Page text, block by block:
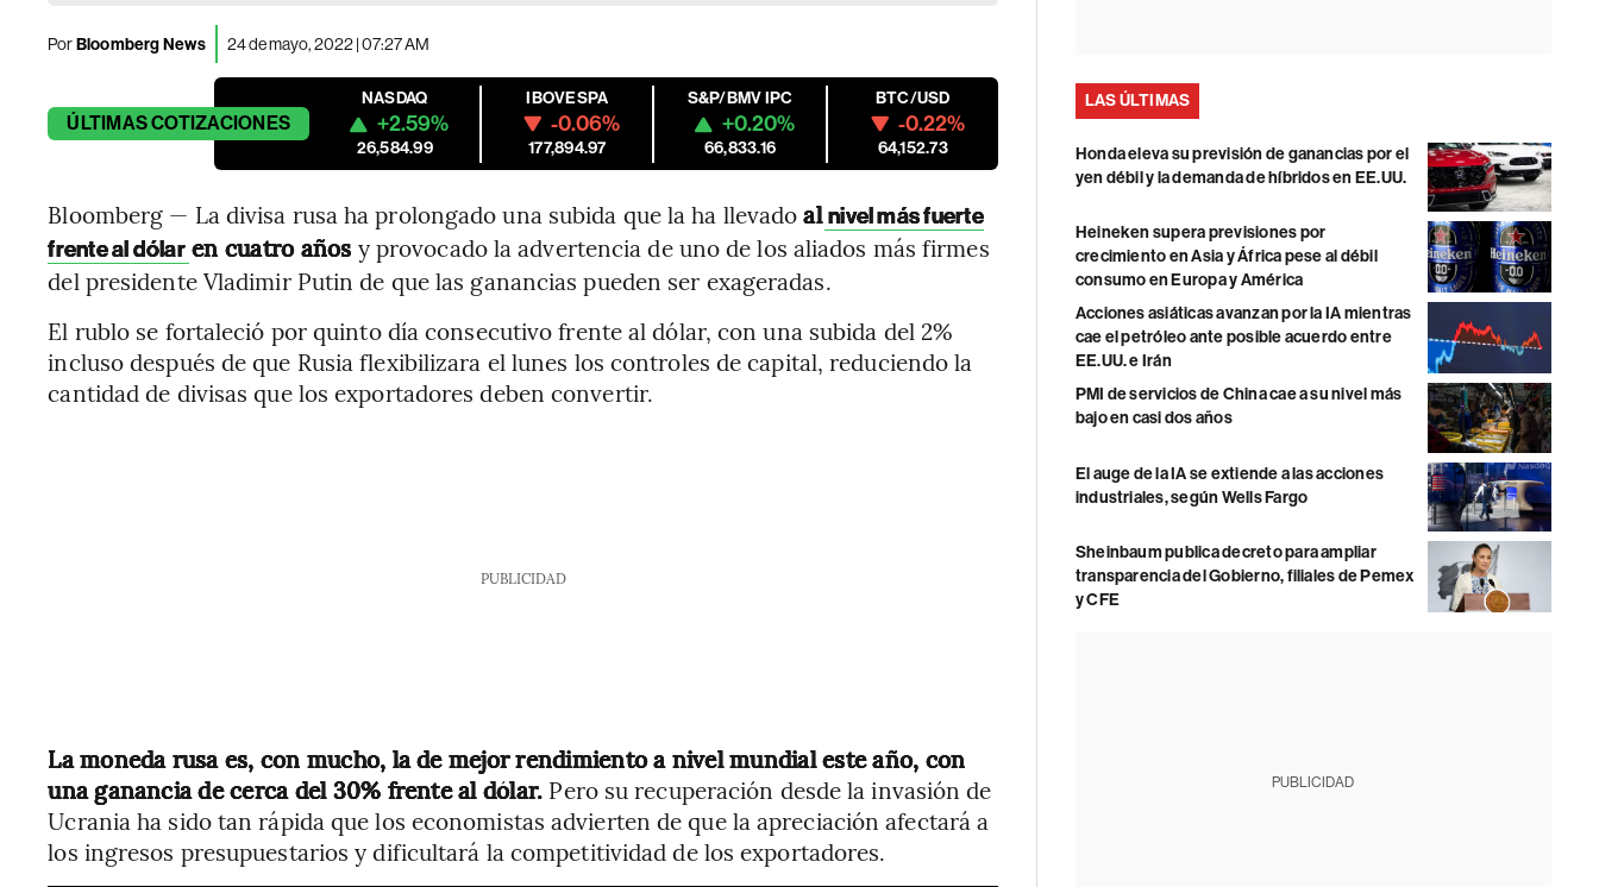
PorBloomberg News 24 de mayo, 2022 | 07:27 AM
ÚLTIMASCOTIZACIONES
NASDAQ
+2.59%
26,584.99
IBOVESPA
-0.06%
177,894.97
S&P/BMV IPC
+0.20%
66,833.16
BTC/USD
-0.22%
64,152.73
Bloomberg — La divisa rusa ha prolongado una subida que la ha llevadoal nivel más fuerte
frente al dólar en cuatro años y provocado la advertencia de uno de los aliados más firmes
del presidente Vladimir Putin de que las ganancias pueden ser exageradas.
El rublo se fortaleció por quinto día consecutivo frente al dólar, con una subida del 2%
incluso después de que Rusia flexibilizara el lunes los controles de capital, reduciendo la
cantidad de divisas que los exportadores deben convertir.
PUBLICIDAD
La moneda rusa es, con mucho, la de mejor rendimiento a nivel mundial este año, con
una ganancia de cerca del 30% frente al dólar. Pero su recuperación desde la invasión de
Ucrania ha sido tan rápida que los economistas advierten de que la apreciación afectará a
los ingresos presupuestarios y dificultará la competitividad de los exportadores.
LAS ÚLTIMAS
Honda eleva su previsión de ganancias por el
yen débil y la demanda de híbridos en EE.UU.
Heineken supera previsiones por
crecimiento en Asia y África pese al débil
consumo en Europa y América
Acciones asiáticas avanzan por la IA mientras
cae el petróleo ante posible acuerdo entre
EE.UU. e Irán
PMI de servicios de China cae a su nivel más
bajo en casi dos años
El auge de la IA se extiende a las acciones
industriales, según Wells Fargo
Sheinbaum publica decreto para ampliar
transparencia del Gobierno, filiales de Pemex
y CFE
PUBLICIDAD